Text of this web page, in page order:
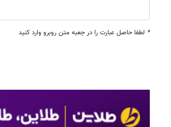
* لطفا حاصل عبارت را در جعبه متن روبرو وارد کنید